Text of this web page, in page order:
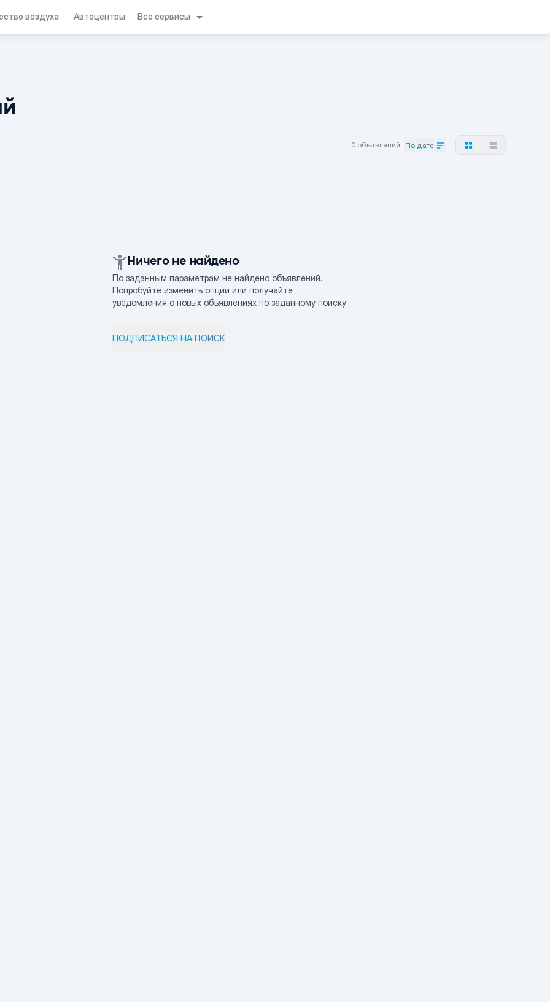
воздуха Автоцентры Все сервисы
0 объявлений По дате
Ничего не найдено
По заданным параметрам не найдено объявлений.
Попробуйте изменить опции или получайте
уведомления о новых объявлениях по заданному поиску
ПОДПИСАТЬСЯ НА ПОИСК